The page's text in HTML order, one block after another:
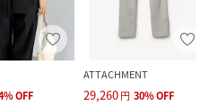
%OFF
ATTACHMENT
29,260円 30%OFF